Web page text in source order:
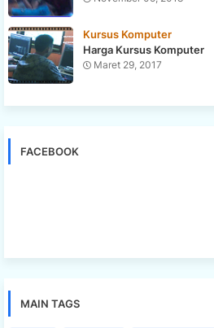
Kursus Komputer
Harga Kursus Komputer
Maret 29, 2017
FACEBOOK
MAIN TAGS